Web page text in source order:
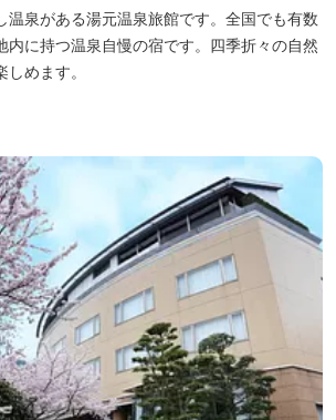
温泉がある湯元温泉旅館です。全国でも有数
内に持つ温泉自慢の宿です。四季折々の自然
めます。